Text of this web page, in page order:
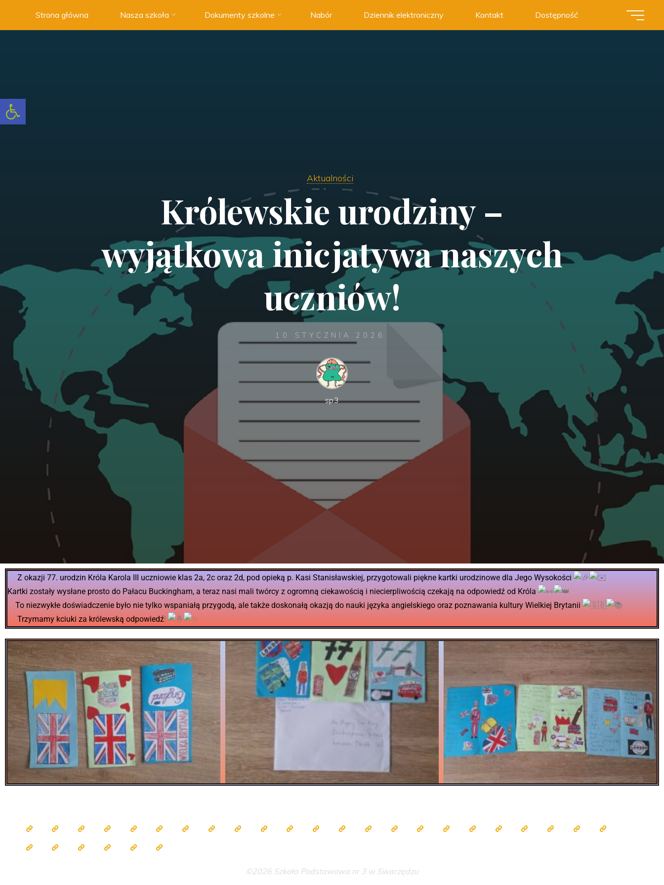
Otwórz pasek narzędzi
Z
Strona główna Nasza szkoła Dokumenty szkolne Nabór Dziennik elektroniczny Kontakt Dostępność
Aktualności
Królewskie urodziny –
wyjątkowa inicjatywa naszych
uczniów!
10 STYCZNIA 2026
sp3
Z okazji 77. urodzin Króla Karola III uczniowie klas 2a, 2c oraz 2d, pod opieką p. Kasi Stanisławskiej, przygotowali piękne kartki urodzinowe dla Jego Wysokości
Kartki zostały wysłane prosto do Pałacu Buckingham, a teraz nasi mali twórcy z ogromną ciekawością i niecierpliwością czekają na odpowiedź od Króla
To niezwykłe doświadczenie było nie tylko wspaniałą przygodą, ale także doskonałą okazją do nauki języka angielskiego oraz poznawania kultury Wielkiej Brytanii
Trzymamy kciuki za królewską odpowiedź!
©2026 Szkoła Podstawowa nr 3 w Swarzędzu